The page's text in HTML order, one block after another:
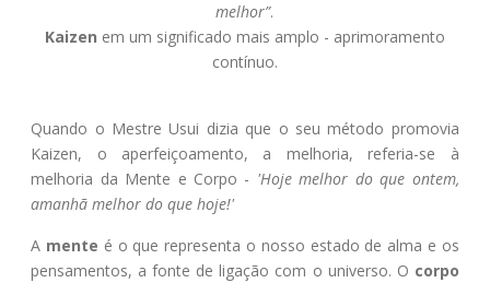
melhor”.
Kaizen em um significado mais amplo - aprimoramento
contínuo.
Quando o Mestre Usui dizia que o seu método promovia
Kaizen, o aperfeiçoamento, a melhoria, referia-se à
melhoria da Mente e Corpo - 'Hoje melhor do que ontem,
amanhã melhor do que hoje!'
A mente é o que representa o nosso estado de alma e os
pensamentos, a fonte de ligação com o universo. O corpo